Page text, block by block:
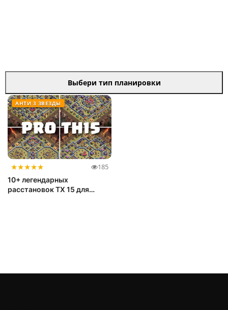
Выбери тип планировки
АНТИ 3 ЗВЕЗДЫ
★★★★★ 185
10+ легендарных
расстановок ТХ 15 для